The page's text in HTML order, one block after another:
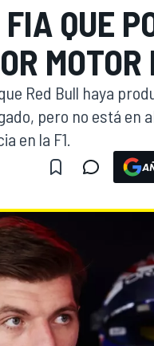
QUE
MOTOR
Red Bull haya
pero no está en
en la F1.